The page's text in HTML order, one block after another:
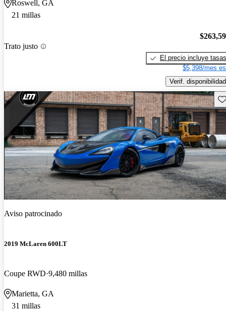
Roswell, GA
21 millas
Trato justo
El precio incluye tasas
$5,398/mes
Verif. disponibilidad
Aviso patrocinado
2019 McLaren 600LT
Coupe RWD 9,480 millas
Marietta, GA
31 millas